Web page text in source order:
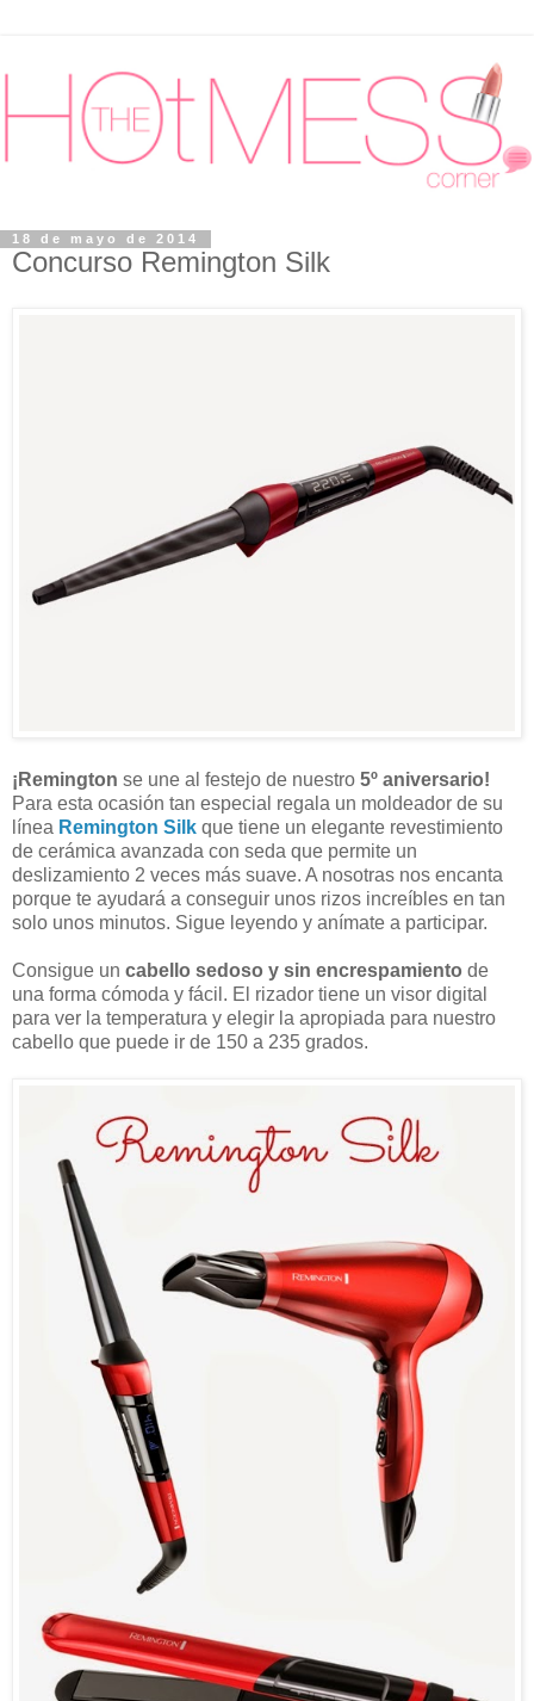
18 de mayo de 2014
Concurso Remington Silk
¡Remington se une al festejo de nuestro 5º aniversario!
Para esta ocasión tan especial regala un moldeador de su
línea Remington Silk que tiene un elegante revestimiento
de cerámica avanzada con seda que permite un
deslizamiento 2 veces más suave. A nosotras nos encanta
porque te ayudará a conseguir unos rizos increíbles en tan
solo unos minutos. Sigue leyendo y anímate a participar.
Consigue un cabello sedoso y sin encrespamiento de
una forma cómoda y fácil. El rizador tiene un visor digital
para ver la temperatura y elegir la apropiada para nuestro
cabello que puede ir de 150 a 235 grados.